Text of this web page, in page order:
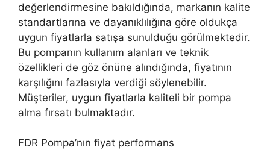
değerlendirmesine bakıldığında, markanın kalite
standartlarına ve dayanıklılığına göre oldukça
uygun fiyatlarla satışa sunulduğu görülmektedir.
Bu pompanın kullanım alanları ve teknik
özellikleri de göz önüne alındığında, fiyatının
karşılığını fazlasıyla verdiği söylenebilir.
Müşteriler, uygun fiyatlarla kaliteli bir pompa
alma fırsatı bulmaktadır.
FDR Pompa’nın fiyat performans